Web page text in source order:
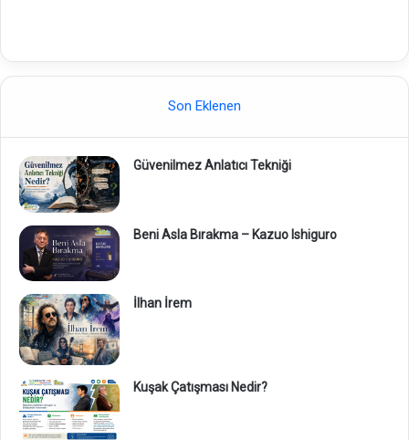
Son Eklenen
Güvenilmez Anlatıcı Tekniği
Beni Asla Bırakma – Kazuo Ishiguro
İlhan İrem
Kuşak Çatışması Nedir?